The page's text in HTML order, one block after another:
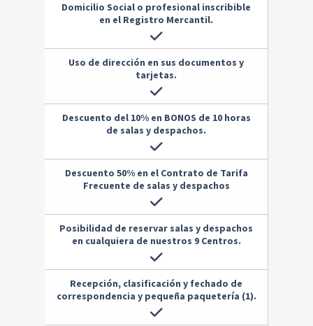
Domicilio Social o profesional inscribible
en el Registro Mercantil.
Uso de dirección en sus documentos y
tarjetas.
Descuento del 10% en BONOS de 10 horas
de salas y despachos.
Descuento 50% en el Contrato de Tarifa
Frecuente de salas y despachos
Posibilidad de reservar salas y despachos
en cualquiera de nuestros 9 Centros.
Recepción, clasificación y fechado de
correspondencia y pequeña paquetería (1).